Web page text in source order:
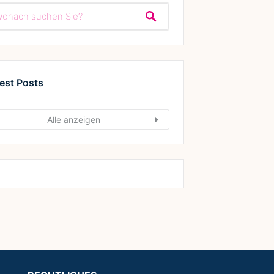
Posts
Alle anzeigen